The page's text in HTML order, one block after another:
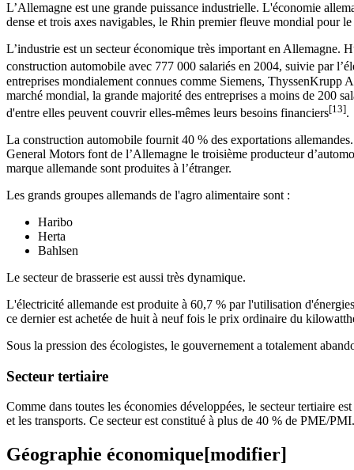
L’Allemagne est une grande puissance industrielle. L'économie
dense et trois axes navigables, le Rhin premier fleuve mondial pour
L’industrie est un secteur économique très important en Allemagne.
construction automobile avec 777 000 salariés en 2004, suivie par
entreprises mondialement connues comme Siemens,
marché mondial, la grande majorité des entreprises a moins de 200
d'entre elles peuvent couvrir elles-mêmes leurs besoins financiers[13].
La construction automobile fournit 40 % des exportations
General Motors font de l’Allemagne le troisième producteur
marque allemande sont produites à l’étranger.
Les grands groupes allemands de l'agro alimentaire sont :
Haribo
Herta
Bahlsen
Le secteur de brasserie est aussi très dynamique.
L'électricité allemande est produite à 60,7 % par l'utilisation
ce dernier est achetée de huit à neuf fois le prix ordinaire du
Sous la pression des écologistes, le gouvernement a totalement
Secteur tertiaire
Comme dans toutes les économies développées, le secteur tertiaire
et les transports. Ce secteur est constitué à plus de 40 % de PME/
Géographie économique[modifier]